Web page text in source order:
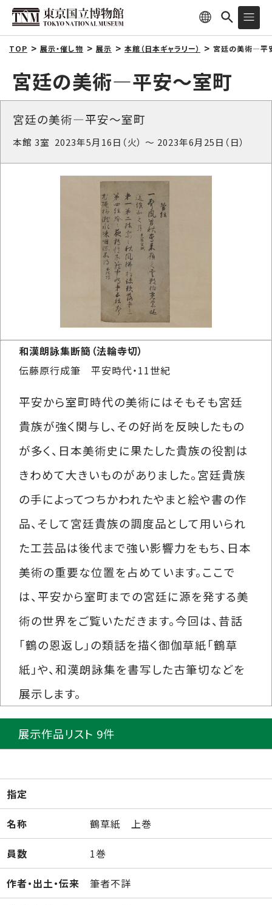
TOP 展示・催し物 展示 本館（日本ギャラリー） 宮廷の美術―平
宮廷の美術―平安～室町
宮廷の美術―平安～室町
本館 3室 2023年5月16日（火） ～ 2023年6月25日（日）
和漢朗詠集断簡（法輪寺切）
伝藤原行成筆 平安時代・11世紀
平安から室町時代の美術にはそもそも宮廷
貴族が強く関与し、その好尚を反映したもの
が多く、日本美術史に果たした貴族の役割は
きわめて大きいものがありました。宮廷貴族
の手によってつちかわれたやまと絵や書の作
品、そして宮廷貴族の調度品として用いられ
た工芸品は後代まで強い影響力をもち、日本
美術の重要な位置を占めています。ここで
は、平安から室町までの宮廷に源を発する美
術の世界をご覧いただきます。今回は、昔話
「鶴の恩返し」の類話を描く御伽草紙「鶴草
紙」や、和漢朗詠集を書写した古筆切などを
展示します。
展示作品リスト 9件
指定
名称 鶴草紙 上巻
員数 1巻
作者・出土・伝来 筆者不詳